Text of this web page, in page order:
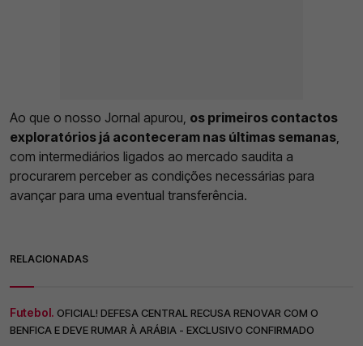
Ao que o nosso Jornal apurou, os primeiros contactos
exploratórios já aconteceram nas últimas semanas,
com intermediários ligados ao mercado saudita a
procurarem perceber as condições necessárias para
avançar para uma eventual transferência.
RELACIONADAS
Futebol. OFICIAL! DEFESA CENTRAL RECUSA RENOVAR COM O
BENFICA E DEVE RUMAR À ARÁBIA - EXCLUSIVO CONFIRMADO